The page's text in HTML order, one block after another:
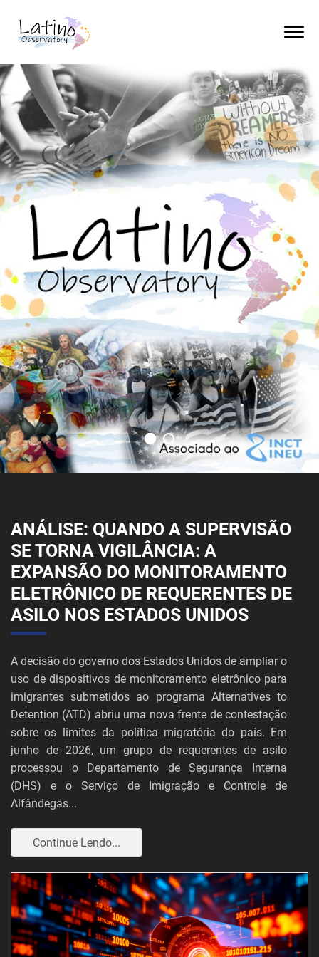
ANÁLISE: QUANDO A SUPERVISÃO
SE TORNA VIGILÂNCIA: A
EXPANSÃO DO MONITORAMENTO
ELETRÔNICO DE REQUERENTES DE
ASILO NOS ESTADOS UNIDOS
A decisão do governo dos Estados Unidos de ampliar o
uso de dispositivos de monitoramento eletrônico para
imigrantes submetidos ao programa Alternatives to
Detention (ATD) abriu uma nova frente de contestação
sobre os limites da política migratória do país. Em
junho de 2026, um grupo de requerentes de asilo
processou o Departamento de Segurança Interna
(DHS) e o Serviço de Imigração e Controle de
Alfândegas...
Continue Lendo...